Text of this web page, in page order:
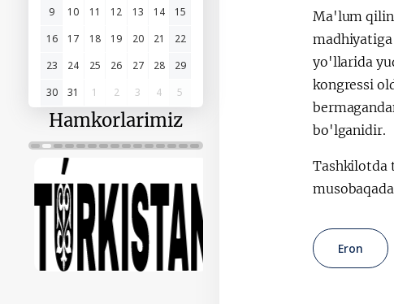
9
10 11 12 13 14
15
16
17 18 19 20 21
22
23
24 25 26 27 28
29
30
31 1 2 3 4 5
Hamkorlarimiz
Ma'lum
yo'llarida
kongressi
bo'lganidir.
Tashkilotda
Eron